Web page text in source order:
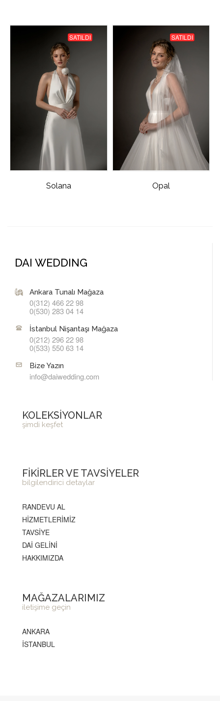
SATILDI
Solana
SATILDI
Opal
DAI WEDDING
Ankara Tunalı Mağaza
0(312) 466 22 98
0(530) 283 04 14
İstanbul Nişantaşı Mağaza
0(212) 296 22 98
0(533) 550 63 14
Bize Yazın
info@daiwedding.com
KOLEKSİYONLAR
şimdi keşfet
FİKİRLER VE TAVSİYELER
bilgilendirici detaylar
RANDEVU AL
HİZMETLERİMİZ
TAVSİYE
DAİ GELİNİ
HAKKIMIZDA
MAĞAZALARIMIZ
iletişime geçin
ANKARA
İSTANBUL